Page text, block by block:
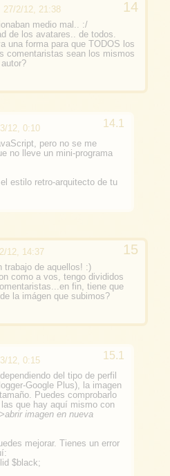
27/2/12, 21:38
medio mal.. :/
de los avatares.. de todos.
una forma para que TODOS los
comentaristas sean los mismos
12, 0:10
pero no se me
no lleve un mini-programa
estilo retro-arquitecto de tu
12, 14:37
trabajo de aquellos! :)
como a vos, tengo divididos
fin, tiene que
la imágen que subimos?
12, 0:15
del tipo de perfil
Google Plus), la imagen
Puedes comprobarlo
que hay aquí mismo con
imagen en nueva
mejorar. Tienes un error
$black;